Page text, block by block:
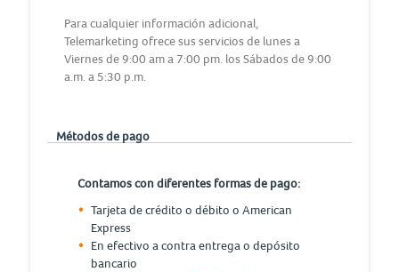
Para cualquier información adicional,
Telemarketing ofrece sus servicios de lunes a
Viernes de 9:00 am a 7:00 pm. los Sábados de 9:00
a.m. a 5:30 p.m.
Métodos de pago
Contamos con diferentes formas de pago:
Tarjeta de crédito o débito o American
Express
En efectivo a contra entrega o depósito
bancario